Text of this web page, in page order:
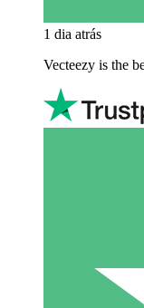
1 dia atrás
Vecteezy is the